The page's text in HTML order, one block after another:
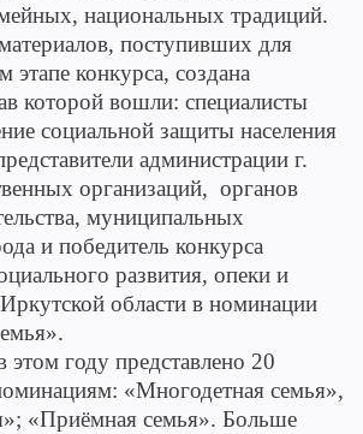
национальных традиций.
поступивших для
этапе конкурса, создана
которой вошли: специалисты
социальной защиты населения
администрации г.
организаций, органов
муниципальных
и победитель конкурса
развития, опеки и
области в номинации
году представлено 20
«Многодетная семья»,
«Приёмная семья». Больше